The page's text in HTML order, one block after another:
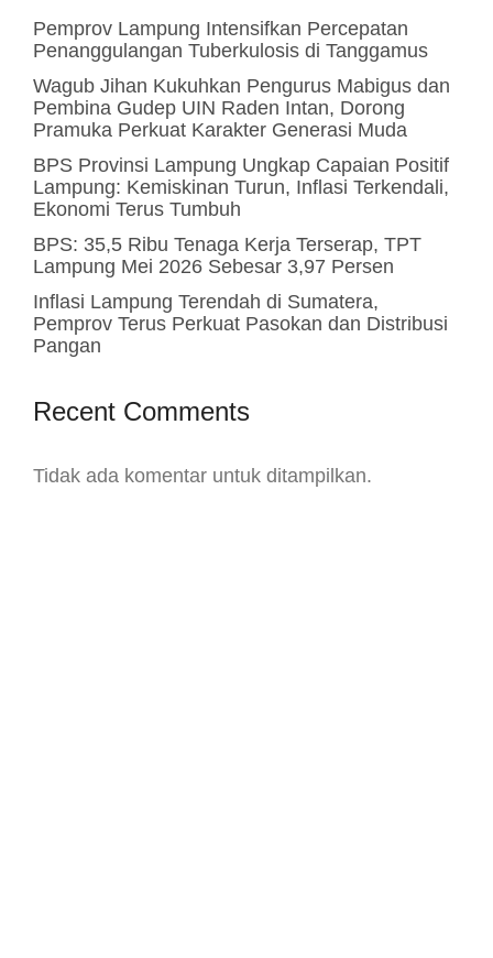
Pemprov Lampung Intensifkan Percepatan
Penanggulangan Tuberkulosis di Tanggamus
Wagub Jihan Kukuhkan Pengurus Mabigus dan
Pembina Gudep UIN Raden Intan, Dorong
Pramuka Perkuat Karakter Generasi Muda
BPS Provinsi Lampung Ungkap Capaian Positif
Lampung: Kemiskinan Turun, Inflasi Terkendali,
Ekonomi Terus Tumbuh
BPS: 35,5 Ribu Tenaga Kerja Terserap, TPT
Lampung Mei 2026 Sebesar 3,97 Persen
Inflasi Lampung Terendah di Sumatera,
Pemprov Terus Perkuat Pasokan dan Distribusi
Pangan
Recent Comments
Tidak ada komentar untuk ditampilkan.